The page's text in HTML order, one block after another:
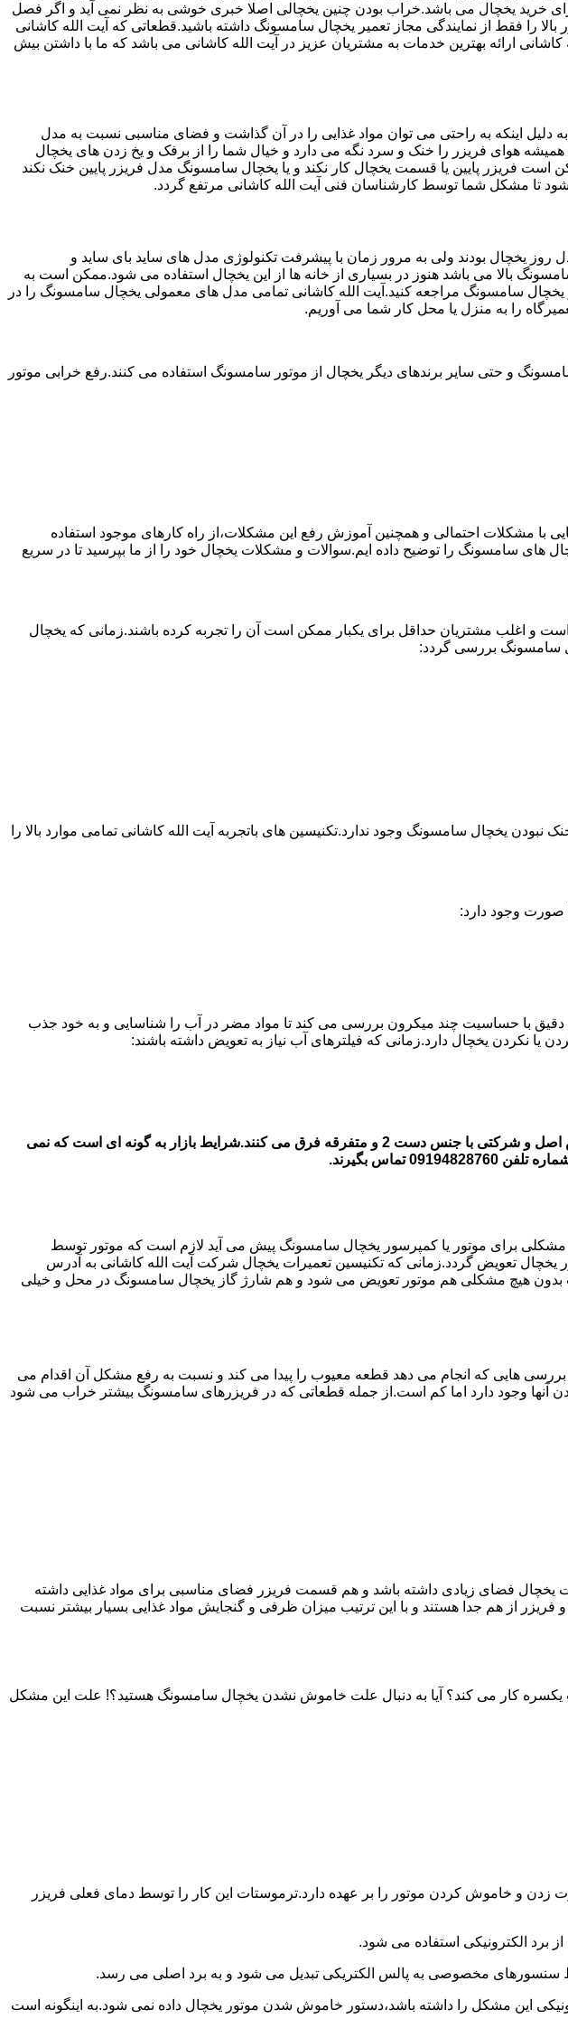
برای خرید یخچال می باشد.خراب بودن چنین یخچالی اصلا خبری خوشی به نظر نمی آید و اگر فصل
را فقط از نمایندگی مجاز تعمیر یخچال سامسونگ داشته باشید.قطعاتی که آیت الله کاشانی
6 ماهه نیز می باشد.تمام تلاش آیت الله کاشانی ارائه بهترین خدمات به مشتریان عزیز در آیت الله کاشانی می باشد که ما با داشتن بیش
اینکه به راحتی می توان مواد غذایی را در آن گذاشت و فضای مناسبی نسبت به مدل
همیشه هوای فریزر را خنک و سرد نگه می دارد و خیال شما را از برفک و یخ زدن های یخچال
فریزر پایین یا قسمت یخچال کار نکند و یا یخچال سامسونگ مدل فریزر پایین خنک نکند
تا مشکل شما توسط کارشناسان فنی آیت الله کاشانی مرتفع گردد.
یخچال بودند ولی به مرور زمان با پیشرفت تکنولوژی مدل های ساید بای ساید و
بالا می باشد هنوز در بسیاری از خانه ها از این یخچال استفاده می شود.ممکن است به
یخچال سامسونگ مراجعه کنید.آیت الله کاشانی تمامی مدل های معمولی یخچال سامسونگ را در
را به منزل یا محل کار شما می آوریم.
و حتی سایر برندهای دیگر یخچال از موتور سامسونگ استفاده می کنند.رفع خرابی موتور
با مشکلات احتمالی و همچنین آموزش رفع این مشکلات،از راه کارهای موجود استفاده
سامسونگ را توضیح داده ایم.سوالات و مشکلات یخچال خود را از ما بپرسید تا در سریع
و اغلب مشتریان حداقل برای یکبار ممکن است آن را تجربه کرده باشند.زمانی که یخچال
یخچال سامسونگ وجود ندارد.تکنیسین های باتجربه آیت الله کاشانی تمامی موارد بالا را
دقیق با حساسیت چند میکرون بررسی می کند تا مواد مضر در آب را شناسایی و به خود جذب
قیمت فیلتر های آب یخچال سامسونگ در در آیت الله کاشانی قیمت فیلتر آب یخچال سامسونگ بستگی به جنس اصل و شرکتی با جنس دست 2 و متفرقه فرق می کنند.شرایط بازار به گونه ای است که نمی
بگیرند.
برای موتور یا کمپرسور یخچال سامسونگ پیش می آید لازم است که موتور توسط
تعویض گردد.زمانی که تکنیسین تعمیرات یخچال شرکت آیت الله کاشانی به آدرس
هیچ مشکلی هم موتور تعویض می شود و هم شارژ گاز یخچال سامسونگ در محل و خیلی
هایی که انجام می دهد قطعه معیوب را پیدا می کند و نسبت به رفع مشکل آن اقدام می
آنها وجود دارد اما کم است.از جمله قطعاتی که در فریزرهای سامسونگ بیشتر خراب می شود
یخچال فضای زیادی داشته باشد و هم قسمت فریزر فضای مناسبی برای مواد غذایی داشته
از هم جدا هستند و با این ترتیب میزان ظرفی و گنجایش مواد غذایی بسیار بیشتر نسبت
یکسره کار می کند؟ آیا به دنبال علت خاموش نشدن یخچال سامسونگ هستید؟! علت این مشکل
زدن و خاموش کردن موتور را بر عهده دارد.ترموستات این کار را توسط دمای فعلی فریزر
برد الکترونیکی استفاده می شود.
سنسورهای مخصوصی به پالس الکتریکی تبدیل می شود و به برد اصلی می رسد.
این مشکل را داشته باشد،دستور خاموش شدن موتور یخچال داده نمی شود.به اینگونه است